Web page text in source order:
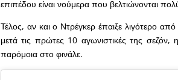
επιπέδου είναι νούμερα που βελτιώνονται
Τέλος, αν και ο Ντρέγκερ έπαιξε λιγότερο
μετά τις πρώτες 10 αγωνιστικές της
παρόμοια στο φινάλε.